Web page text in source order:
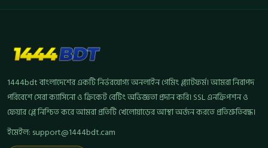
1444bdt বাংলাদেশের একটি নির্ভরযোগ্য অনলাইন গেমিং প্ল্যাটফর্ম। আমরা নিরাপদ
পরিবেশে সেরা ক্যাসিনো ও ক্রিকেট বেটিং অভিজ্ঞতা প্রদান করি। SSL এনক্রিপশন ও
ফেয়ার প্লে নিশ্চিত করে আমরা প্রতিটি খেলোয়াড়ের আস্থা অর্জন করতে প্রতিশ্রুতিবদ্ধ।
ইমেইল: support@1444bdt.cam